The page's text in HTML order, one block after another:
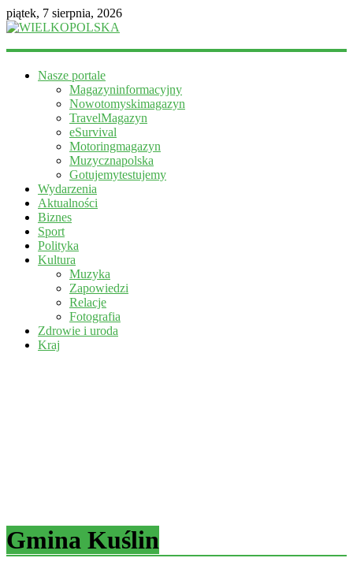
piątek, 7 sierpnia, 2026
WIELKOPOLSKA
informacyjny
Nasze portale
Magazyninformacyjny
Nowotomyskimagazyn
TravelMagazyn
eSurvival
Motoringmagazyn
Muzycznapolska
Gotujemytestujemy
Wydarzenia
Aktualności
Biznes
Sport
Polityka
Kultura
Muzyka
Zapowiedzi
Relacje
Fotografia
Zdrowie i uroda
Kraj
Gmina Kuślin